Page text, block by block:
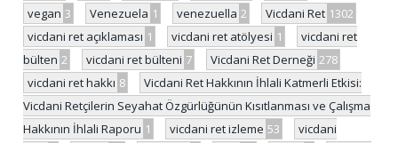
vegan 3 Venezuela 1 venezuella 2 Vicdani Ret 1302
vicdani ret açıklaması 1 vicdani ret atölyesi 1
vicdani ret
bülten 2 vicdani ret bülteni 7 Vicdani Ret Derneği 278
vicdani ret hakkı 8
Vicdani Ret Hakkının İhlali Katmerli Etkisi:
Vicdani Retçilerin Seyahat Özgürlüğünün Kısıtlanması ve Çalışma
Hakkının İhlali Raporu 1 vicdani ret izleme 53
vicdani